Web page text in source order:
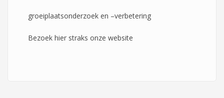
groeiplaatsonderzoek en –verbetering
Bezoek hier straks onze website